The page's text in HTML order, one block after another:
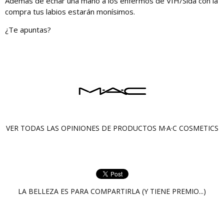
compra tus labios estarán monísimos.
¿Te apuntas?
VER TODAS LAS OPINIONES DE PRODUCTOS M·A·C COSMETICS
LA BELLEZA ES PARA COMPARTIRLA (Y TIENE PREMIO...)